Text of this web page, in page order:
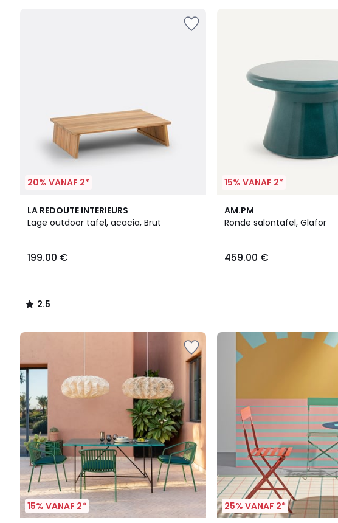
20% VANAF 2*
LA REDOUTE INTERIEURS
Lage outdoor tafel, acacia, Brut
199.00 €
2.5
/ 5
2.5
/
15% VANAF 2*
AM.PM
Ronde salontafel, Glafor
459.00 €
15% VANAF 2* 25% VANAF 2*